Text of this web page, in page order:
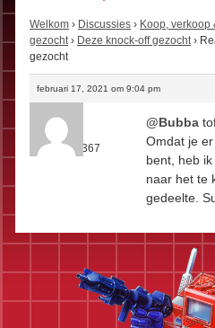
Welkom › Discussies › Koop, verkoop
gezocht › Deze knock-off gezocht ›
gezocht
februari 17, 2021 om 9:04 pm
Kees
Rol:
Fan
Berichten:
367
@Bubba
Omdat je
bent, heb
naar het te
gedeelte.